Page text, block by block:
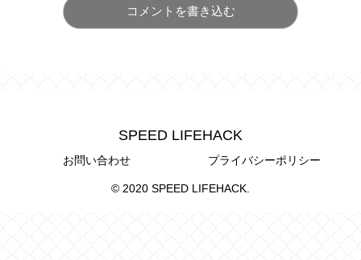
コメントを書き込む
SPEED LIFEHACK
お問い合わせ プライバシーポリシー
© 2020 SPEED LIFEHACK.